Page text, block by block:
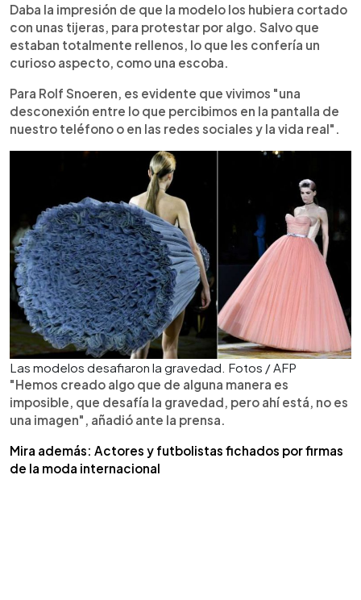
Daba la impresión de que la modelo los hubiera cortado
con unas tijeras, para protestar por algo. Salvo que
estaban totalmente rellenos, lo que les confería un
curioso aspecto, como una escoba.
Para Rolf Snoeren, es evidente que vivimos "una
desconexión entre lo que percibimos en la pantalla de
nuestro teléfono o en las redes sociales y la vida real".
Las modelos desafiaron la gravedad. Fotos / AFP
"Hemos creado algo que de alguna manera es
imposible, que desafía la gravedad, pero ahí está, no es
una imagen", añadió ante la prensa.
Mira además: Actores y futbolistas fichados por firmas
de la moda internacional